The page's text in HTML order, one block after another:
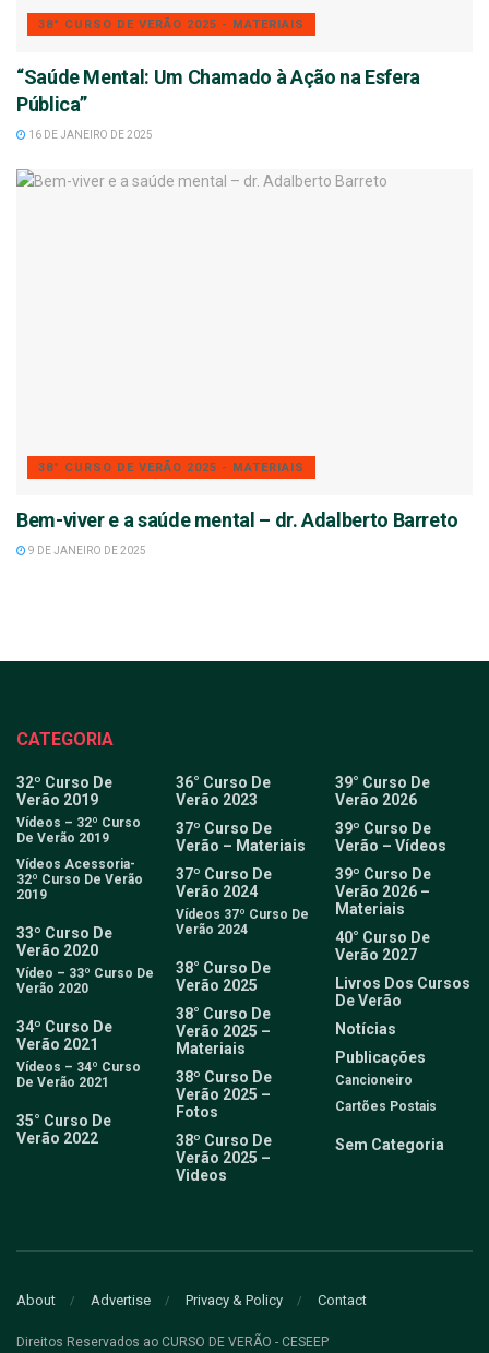
38° CURSO DE VERÃO 2025 - MATERIAIS
“Saúde Mental: Um Chamado à Ação na Esfera
Pública”
16 DE JANEIRO DE 2025
38° CURSO DE VERÃO 2025 - MATERIAIS
Bem-viver e a saúde mental – dr. Adalberto Barreto
9 DE JANEIRO DE 2025
CATEGORIA
32º Curso De
Verão 2019
Vídeos – 32º Curso
De Verão 2019
Vídeos Acessoria-
32º Curso De Verão
2019
33º Curso De
Verão 2020
Vídeo – 33º Curso De
Verão 2020
34º Curso De
Verão 2021
Vídeos – 34º Curso
De Verão 2021
35° Curso De
Verão 2022
36° Curso De
Verão 2023
37º Curso De
Verão – Materiais
37º Curso De
Verão 2024
Vídeos 37º Curso De
Verão 2024
38° Curso De
Verão 2025
38° Curso De
Verão 2025 –
Materiais
38º Curso De
Verão 2025 –
Fotos
38º Curso De
Verão 2025 –
Videos
39° Curso De
Verão 2026
39º Curso De
Verão – Vídeos
39º Curso De
Verão 2026 –
Materiais
40° Curso De
Verão 2027
Livros Dos Cursos
De Verão
Notícias
Publicações
Cancioneiro
Cartões Postais
Sem Categoria
About Advertise Privacy & Policy Contact
Direitos Reservados ao CURSO DE VERÃO - CESEEP